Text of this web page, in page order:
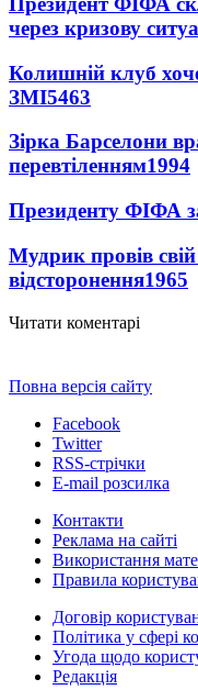
через кризову
Колишній клуб
ЗМІ5463
Зірка Барселони
перевтіленням1994
Президенту ФІФА
Мудрик провів
відсторонення1965
Читати коментарі
Повна версія сайту
Facebook
Twitter
RSS-стрічки
E-mail розсилка
Контакти
Реклама на сайті
Використання
Правила
Договір
Політика у сфері
Угода щодо
Редакція